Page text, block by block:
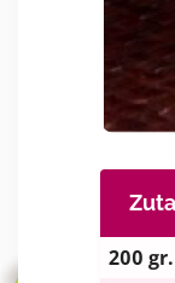
200 gr.